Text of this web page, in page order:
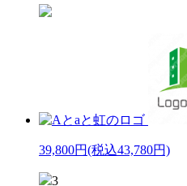
39,800円(税込43,780円)
3